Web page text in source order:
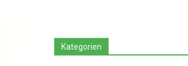
Kategorien